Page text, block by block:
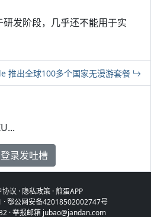
发阶段，几乎还不能用于实
推出全球100多个国家无漫游套餐
登录发吐槽
协议 · 隐私政策·煎蛋APP
·鄂公网安备42018502002747号
· 举报邮箱 jubao@jandan.com